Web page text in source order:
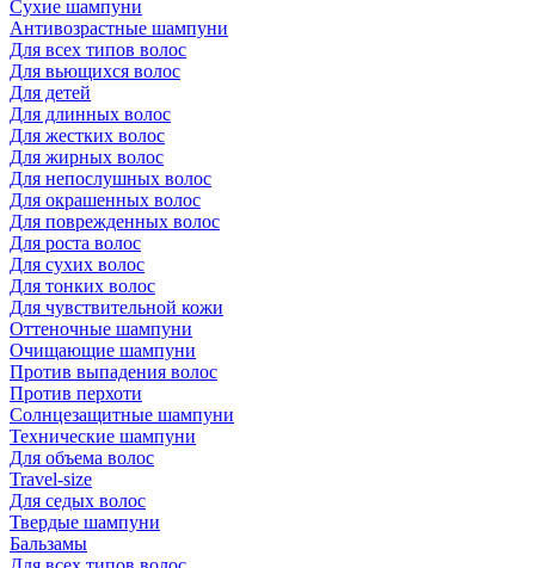
Сухие шампуни
Антивозрастные шампуни
Для всех типов волос
Для вьющихся волос
Для детей
Для длинных волос
Для жестких волос
Для жирных волос
Для непослушных волос
Для окрашенных волос
Для поврежденных волос
Для роста волос
Для сухих волос
Для тонких волос
Для чувствительной кожи
Оттеночные шампуни
Очищающие шампуни
Против выпадения волос
Против перхоти
Солнцезащитные шампуни
Технические шампуни
Для объема волос
Travel-size
Для седых волос
Твердые шампуни
Бальзамы